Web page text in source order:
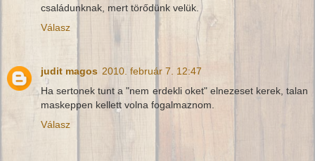
családunknak, mert törődünk velük.
Válasz
judit magos 2010. február 7. 12:47
Ha sertonek tunt a "nem erdekli oket" elnezeset kerek, talan
maskeppen kellett volna fogalmaznom.
Válasz